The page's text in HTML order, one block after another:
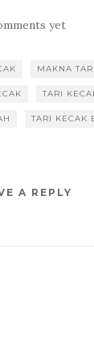
yet
MAKNA
TARI
TARI KECAK
A REPLY